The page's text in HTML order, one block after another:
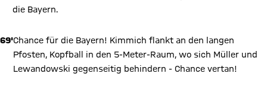
die Bayern.
69'Chance für die Bayern! Kimmich flankt an den langen
Pfosten, Kopfball in den 5-Meter-Raum, wo sich Müller und
Lewandowski gegenseitig behindern - Chance vertan!